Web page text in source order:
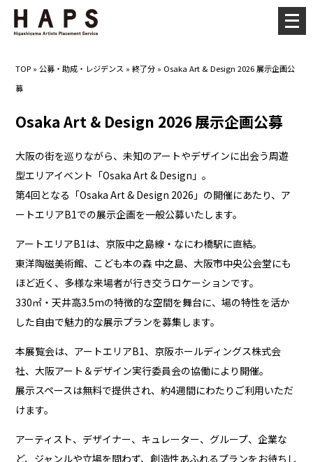
TOP »公募・助成・レジデンス »終了分 » Osaka Art & Design 2026 展示企画公
募
Osaka Art & Design 2026 展示企画公募
大阪の街を巡りながら、未知のアートやデザインに出会う周遊
型エリアイベント「Osaka Art & Design」。
第4回となる「Osaka Art & Design 2026」の開催にあたり、ア
ートエリアB1での展示企画を一般公募いたします。
アートエリアB1は、京阪中之島線・なにわ橋駅に直結。
東洋陶磁美術館、こども本の森 中之島、大阪市中央公会堂にも
ほど近く、多様な来場者が行き交うロケーションです。
330㎡・天井高3.5mの特徴的な空間を舞台に、場の特性を活か
した自由で魅力的な展示プランを募集します。
本展覧会は、アートエリアB1、京阪ホールディングス株式会
社、大阪アート＆デザイン実行委員会の協働により開催。
展示スペースは無料で提供され、約4週間にわたりご利用いただ
けます。
アーティスト、デザイナー、キュレーター、グループ、企業な
ど、ジャンルや立場を問わず、創造性あふれるプランをお待ちし
メ
ニ
ー
開